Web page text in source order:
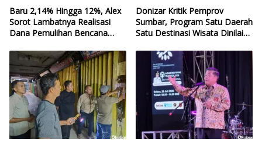
Baru 2,14% Hingga 12%, Alex
Sorot Lambatnya Realisasi
Dana Pemulihan Bencana
Donizar Kritik Pemprov
Sumbar, Program Satu Daerah
Satu Destinasi Wisata Dinilai